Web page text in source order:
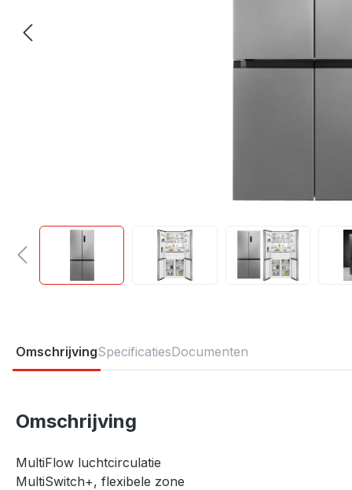
OmschrijvingSpecificatiesDocumenten
Omschrijving
MultiFlow luchtcirculatie
MultiSwitch+, flexibele zone